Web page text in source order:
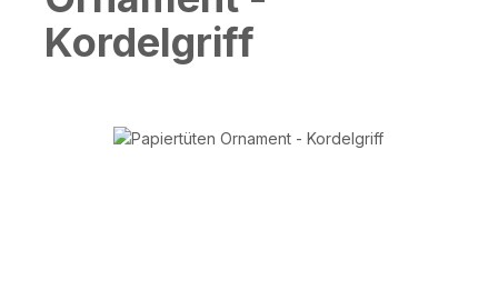
Kordelgriff
Bildergalerie überspringen